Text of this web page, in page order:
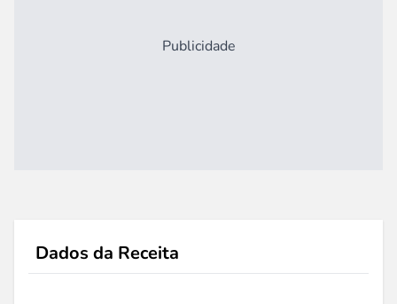
Publicidade
Dados da Receita